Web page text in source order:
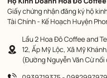
Giấy chứng nhận đăng ký hộ
Tài Chính - Kế Hoạch Huyện
Lầu 2 Hoa Đô Coffee and
12, Ấp Mỹ Lộc, Xã Mỹ
(Đường Nguyễn Văn Cừ nối